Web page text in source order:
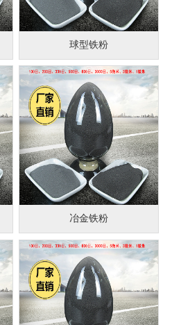
球型铁粉
冶金铁粉